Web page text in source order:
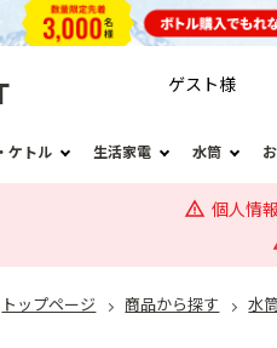
ゲスト様
ケトル 生活家電 水筒
個人情
トップページ 商品から探す 水